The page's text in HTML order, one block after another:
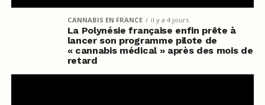
CANNABIS EN FRANCE il y a 4 jours
La Polynésie française enfin prête à
lancer son programme pilote de
« cannabis médical » après des mois de
retard